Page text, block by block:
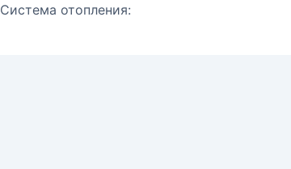
Система отопления: